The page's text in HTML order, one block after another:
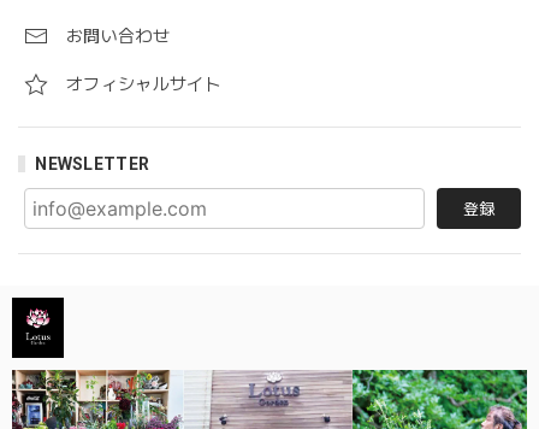
お問い合わせ
オフィシャルサイト
NEWSLETTER
登録